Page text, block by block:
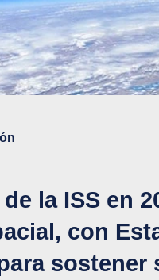
la ISS en
con